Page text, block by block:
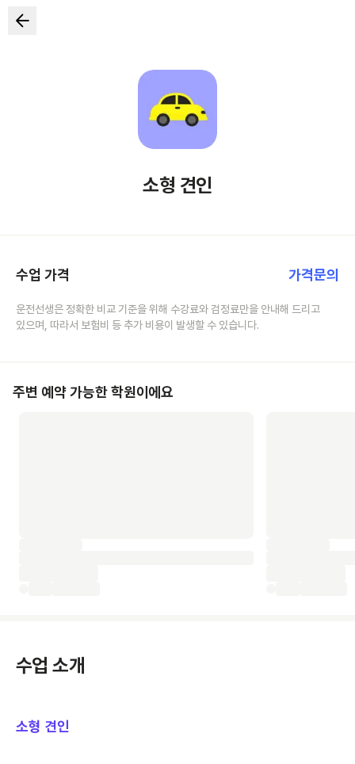
소형 견인
수업 가격 가격문의
운전선생은 정확한 비교 기준을 위해 수강료와 검정료만을 안내해 드리고
있으며, 따라서 보험비 등 추가 비용이 발생할 수 있습니다.
주변 예약 가능한 학원이에요
수업 소개
소형 견인